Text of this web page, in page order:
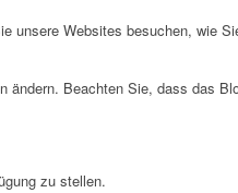
Websites besuchen, wie
Beachten Sie, dass das
zu stellen.